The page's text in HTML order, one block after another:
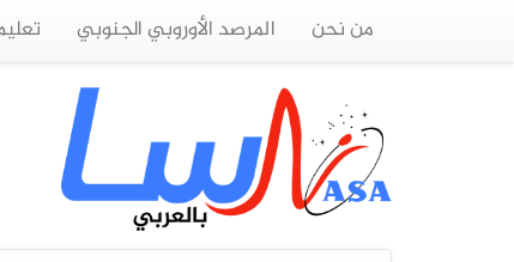
من نحن المرصد الأوروبي الجنوبي